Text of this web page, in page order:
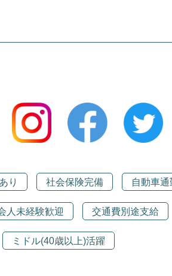
り 社会保険完備 自動車通
人未経験歓迎 交通費別途支給
ミドル(40歳以上)活躍